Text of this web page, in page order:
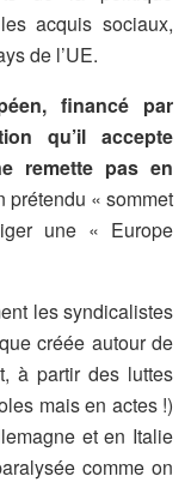
acquis sociaux,
de l’UE.
financé par
qu’il accepte
remette pas en
prétendu « sommet
une « Europe
les syndicalistes
créée autour de
à partir des luttes
mais en actes !)
et en Italie
comme on